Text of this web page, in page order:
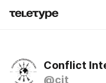
Conflict
@cit